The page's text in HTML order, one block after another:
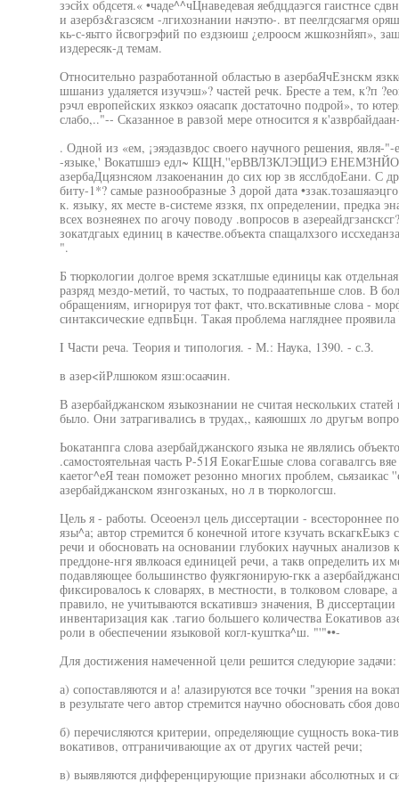
зэсйх обдсетя.« •чаде^^чЦнаведевая яебдцдаэгся гаистнсе
и азербз&газсясм -лгихознании начэтю-. вт пеелгдсяагмя
кь-с-яьтго йсвогрэфий по ездзюиш ¿елроосм жшкознйяп»,
издересяк-д темам.
Относительно разработанной областью в азербаЯчЕзнскм
шшаниз удаляется изучэш»? частей речк. Бресте а тем, к?п
рэчл европейских язккоэ ояасапк достаточно подрой», то
слабо,.."-- Сказанное в равзой мере относится я
. Одной из «ем, ¡эяэдазвдос своего научного решения, явля-"-
-языке,' Вокатшшэ едл~ КЩН,''ерВВЛЗКЛЭЩИЭ ЕНЕМЗНЙО'
азербаДцязнсяом лзакоенанин до сих юр зв ясслбдоЕани. С
биту-1*? самые разнообразные 3 дорой дата
к. языку, ях месте в-системе яззкя, пх определении, предка
всех вознеянех по агочу поводу .вопросов в
зокатдгаых единиц в качестве.объекта спащалхзого
".
Б тюркологии долгое время зскатлшые единицы как
разряд мездо-метий, то частых, то подрааатепьнше слов. В
обращениям, игнорируя тот факт, что.вскативные слова -
синтаксические едпвБцн. Такая проблема нагляднее проявила
I Части реча. Теория и типология. - М.: Наука, 1390. - с.З.
в азер<йРлшюком язш:осаачин.
В азербайджанском языкознании не считая нескольких
было. Они затрагивались в трудах,, каяюшшх ло другьм
Ьокатанпга слова азербайджанского языка не являлись
.самостоятельная часть Р-51Я ЕокагЕшые слова согавалгсь
каетог^еЯ теан поможет резонно многих проблем,
азербайджанском язнгозканых, но л в тюркологсш.
Цель я - работы. Осеоенэл цель диссертации - всестороннее
язы^а; автор стремится б конечной итоге кзучать вскагкЕыкз
речи и обосновать на основании глубоких научных анализов
преддоне-нгя явлкоася единицей речи, а такв определить их
подавляющее большинство фуякгяонирую-гкк а
фиксировалось к словарях, в местности, в толковом
правило, не учитываются вскатившэ значения, В диссертации
инвентаризация как .тагио большего количества Еокативов
роли в обеспечении языковой когл-куштка^ш. "'"••-
Для достижения намеченной цели решится следуюрие
а) сопоставляются и а! алазируются все точки "зрения на
в результате чего автор стремится научно обосновать сбоя
б) перечисляются критерии, определяющие сущность вока-
вокативов, отграничивающие ах от других частей речи;
в) выявляются дифференцирующие признаки абсолютных и